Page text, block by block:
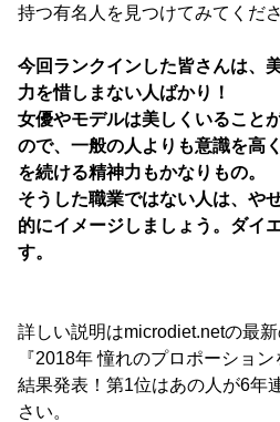
持つ有名人を見つけてみてくださ
今回ランクインした皆さんは、
力を惜しまない人ばかり！
女優やモデルは美しくいること
ので、一般の人よりも意識を高
を続ける精神力もかなりもの。
そうした職業ではない人は、や
的にイメージしましょう。ダイ
す。
詳しい説明はmicrodiet.netの最
『2018年 憧れのプロポーショ
結果発表！第1位はあの人が6年
さい。